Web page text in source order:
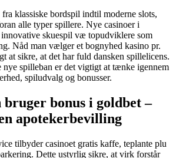
klassiske bordspil indtil moderne slots,
alle typer spillere. Nye casinoer i
skuespil væ topudviklere som
Nåd man vælger et bognyhed kasino pr.
at sikre, at det har fuld dansken spillelicens.
spilleban er det vigtigt at tænke igennem
spiludvalg og bonusser.
bonus i goldbet –
apotekerbevilling
tilbyder casinoet gratis kaffe, teplante plu
Dette ustyrlig sikre, at virk forstår